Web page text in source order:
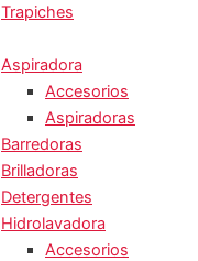
Trapiches
Aspiradora
Accesorios
Aspiradoras
Barredoras
Brilladoras
Detergentes
Hidrolavadora
Accesorios